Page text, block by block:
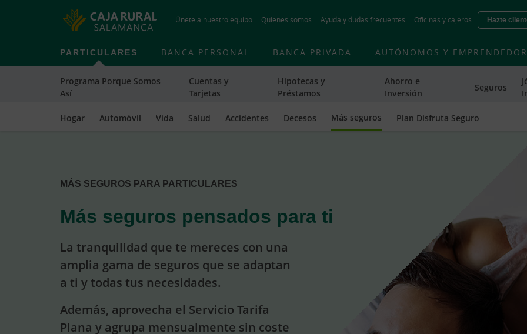
to
contentt
Únete a nuestro equipo Quienes somos Ayuda y dudas frecuentes Oficinas y cajeros Hazte
PARTICULARES
Programa Porque Somos
Así
Cuentas y
Tarjetas
Hipotecas y
Préstamos
Ahorro e
Inversión
Seguros
Hogar Automóvil Vida Salud Accidentes Decesos Más seguros Plan Disfruta Seguro
BANCA PERSONAL BANCA PRIVADA AUTÓNOMOS Y
MÁS SEGUROS PARA PARTICULARES
Más seguros pensados para ti
La tranquilidad que te mereces con una
amplia gama de seguros que se adaptan
a ti y todas tus necesidades.
Además, aprovecha el Servicio Tarifa
Plana y agrupa mensualmente sin coste